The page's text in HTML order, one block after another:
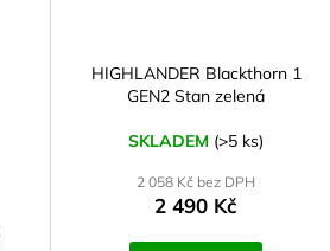
HIGHLANDER Blackthorn 1
GEN2 Stan zelená
SKLADEM (>5 ks)
2 058 Kč bez DPH
2 490 Kč